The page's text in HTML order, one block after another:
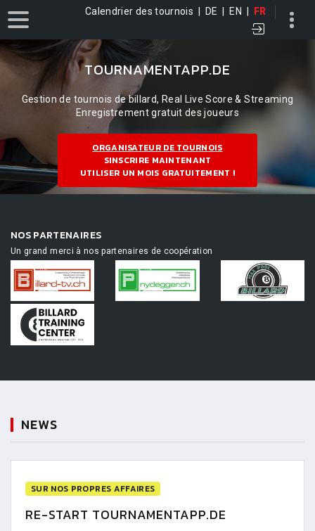
Calendrier des tournois DE EN FR
TOURNAMENTAPP.DE
Gestion de tournois de billard, Real Live Score & Streaming
Enregistrement gratuit des joueurs
ORGANISATEUR DE TOURNOIS
SINSCRIRE MAINTENANT
UTILISER UN MOIS GRATUITEMENT !
NOS PARTENAIRES
Un grand merci à nos partenaires de coopération
NEWS
SUR NOS PROPRES AFFAIRES
RE-START TOURNAMENTAPP.DE